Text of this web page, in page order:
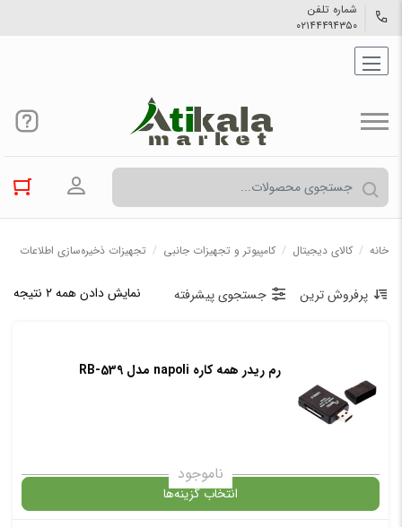
شماره تلفن
۰۲۱۴۴۴۹۴۳۵۰
ورود به
خانه / کالاي دیجیتال / کامپیوتر و تجهیزات جانبی / تجهیزات ذخیره‌سازی اطلاعات
نمایش دادن همه ۲ نتیجه پرفروش ترین جستجوی پیشرفته
رم ریدر همه کاره napoli مدل RB-539
ناموجود
انتخاب گزینه‌ها